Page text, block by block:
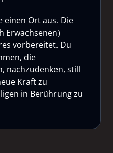
einen Ort aus. Die
Erwachsenen)
vorbereitet. Du
die
nachzudenken, still
Kraft zu
in Berührung zu